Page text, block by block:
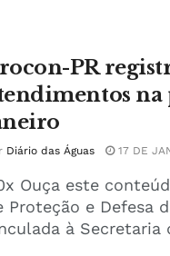
PR
Diário das Águas 17 DE
Ouça este
Proteção e Defesa
à Secretaria